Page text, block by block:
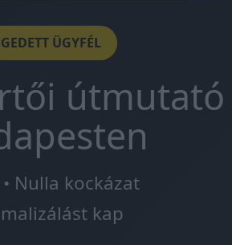
ÜGYFÉL
útmutató
Nulla kockázat
kap